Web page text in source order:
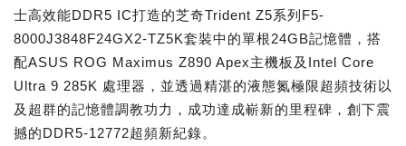
士高效能DDR5 IC打造的芝奇Trident Z5系列F5-
8000J3848F24GX2-TZ5K套裝中的單根24GB記憶體，搭
配ASUS ROG Maximus Z890 Apex主機板及Intel Core
Ultra 9 285K 處理器，並透過精湛的液態氮極限超頻技術以
及超群的記憶體調教功力，成功達成嶄新的里程碑，創下震
撼的DDR5-12772超頻新紀錄。